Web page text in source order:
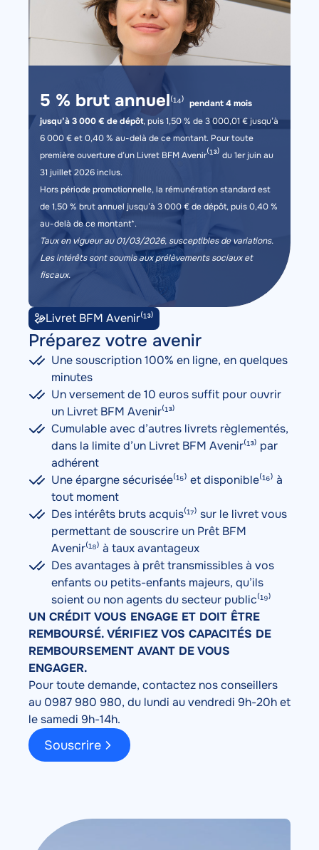
Description
5 % brut annuel⁽¹⁴⁾ pendant 4 mois
jusqu’à 3 000 € de dépôt, puis 1,50 % de 3 000,01 € jusqu’à
6 000 € et 0,40 % au-delà de ce montant. Pour toute
première ouverture d’un Livret BFM Avenir⁽¹³⁾ du 1er juin au
31 juillet 2026 inclus.
Hors période promotionnelle, la rémunération standard est
de 1,50 % brut annuel jusqu’à 3 000 € de dépôt, puis 0,40 %
au-delà de ce montant*.
Taux en vigueur au 01/03/2026, susceptibles de variations.
Les intérêts sont soumis aux prélèvements sociaux et
fiscaux.
Livret BFM Avenir⁽¹³⁾
Description
Préparez votre avenir
Une souscription 100% en ligne, en quelques
minutes
Un versement de 10 euros suffit pour ouvrir
un Livret BFM Avenir⁽¹³⁾
Cumulable avec d’autres livrets règlementés,
dans la limite d’un Livret BFM Avenir⁽¹³⁾ par
adhérent
Une épargne sécurisée⁽¹⁵⁾ et disponible⁽¹⁶⁾ à
tout moment
Des intérêts bruts acquis⁽¹⁷⁾ sur le livret vous
permettant de souscrire un Prêt BFM
Avenir⁽¹⁸⁾ à taux avantageux
Des avantages à prêt transmissibles à vos
enfants ou petits-enfants majeurs, qu’ils
soient ou non agents du secteur public⁽¹⁹⁾
UN CRÉDIT VOUS ENGAGE ET DOIT ÊTRE
REMBOURSÉ. VÉRIFIEZ VOS CAPACITÉS DE
REMBOURSEMENT AVANT DE VOUS
ENGAGER.
Pour toute demande, contactez nos conseillers
au 0987 980 980, du lundi au vendredi 9h-20het
le samedi 9h-14h.
Souscrire
Image
Image